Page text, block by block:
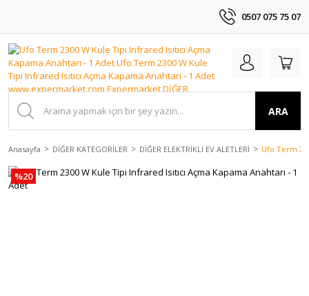
0507 075 75 07
ARA
Anasayfa DİĞER KATEGORİLER DİĞER ELEKTRİKLİ EV ALETLERİ Ufo Term
%20